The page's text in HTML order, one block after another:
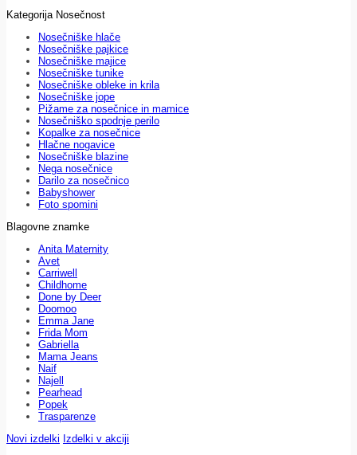
Kategorija Nosečnost
Nosečniške hlače
Nosečniške pajkice
Nosečniške majice
Nosečniške tunike
Nosečniške obleke in krila
Nosečniške jope
Pižame za nosečnice in mamice
Nosečniško spodnje perilo
Kopalke za nosečnice
Hlačne nogavice
Nosečniške blazine
Nega nosečnice
Darilo za nosečnico
Babyshower
Foto spomini
Blagovne znamke
Anita Maternity
Avet
Carriwell
Childhome
Done by Deer
Doomoo
Emma Jane
Frida Mom
Gabriella
Mama Jeans
Naif
Najell
Pearhead
Popek
Trasparenze
Novi izdelki Izdelki v akciji